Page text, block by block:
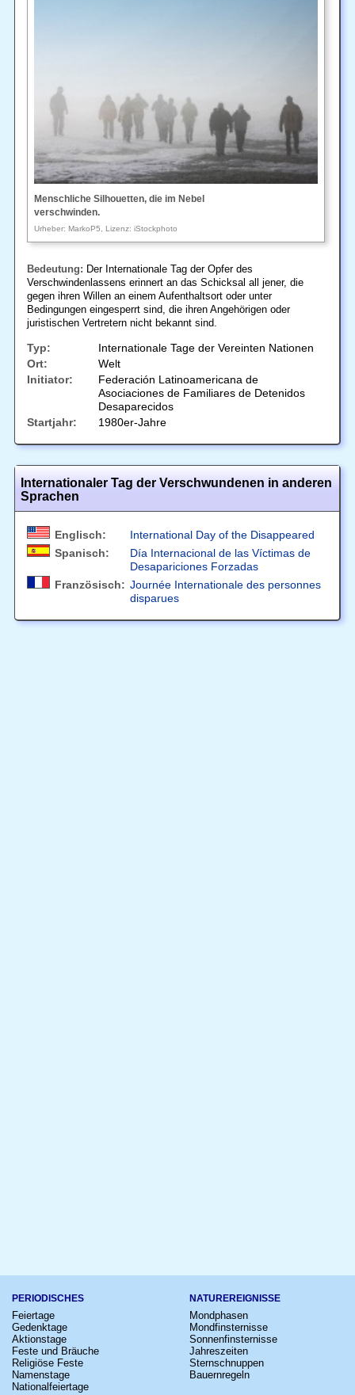
Menschliche Silhouetten, die im Nebel
verschwinden.
Urheber: MarkoP5, Lizenz: iStockphoto
Bedeutung: Der Internationale Tag der Opfer des
Verschwindenlassens erinnert an das Schicksal all jener, die
gegen ihren Willen an einem Aufenthaltsort oder unter
Bedingungen eingesperrt sind, die ihren Angehörigen oder
juristischen Vertretern nicht bekannt sind.
Typ:
Internationale Tage der Vereinten Nationen
Ort:
Welt
Initiator:
Federación Latinoamericana de
Asociaciones de Familiares de Detenidos
Desaparecidos
Startjahr:
1980er-Jahre
Internationaler Tag der Verschwundenen in anderen
Sprachen
Englisch:
International Day of the Disappeared
Spanisch:
Día Internacional de las Víctimas de
Desapariciones Forzadas
Französisch: Journée Internationale des personnes
disparues
PERIODISCHES
Feiertage
Gedenktage
Aktionstage
Feste und Bräuche
Religiöse Feste
Namenstage
Nationalfeiertage
NATUREREIGNISSE
Mondphasen
Mondfinsternisse
Sonnenfinsternisse
Jahreszeiten
Sternschnuppen
Bauernregeln